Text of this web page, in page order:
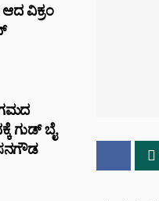
ವಿಕ್ರಂ
ಗುಡ್‌ ಬೈ